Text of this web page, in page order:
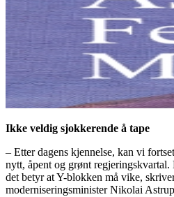
Ikke veldig sjokkerende å tape
– Etter dagens kjennelse, kan vi
nytt, åpent og grønt
det betyr at Y-blokken må vike,
moderniseringsminister Nikolai